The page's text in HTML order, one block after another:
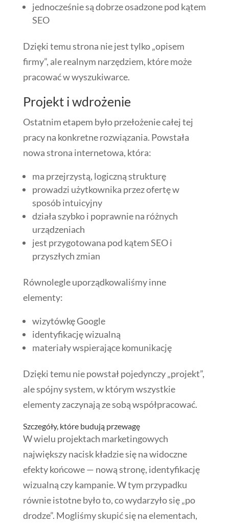
jednocześnie są dobrze osadzone pod kątem
SEO
Dzięki temu strona nie jest tylko „opisem
firmy”, ale realnym narzędziem, które może
pracować w wyszukiwarce.
Projekt i wdrożenie
Ostatnim etapem było przełożenie całej tej
pracy na konkretne rozwiązania. Powstała
nowa strona internetowa, która:
ma przejrzystą, logiczną strukturę
prowadzi użytkownika przez ofertę w
sposób intuicyjny
działa szybko i poprawnie na różnych
urządzeniach
jest przygotowana pod kątem SEO i
przyszłych zmian
Równolegle uporządkowaliśmy inne
elementy:
wizytówkę Google
identyfikację wizualną
materiały wspierające komunikację
Dzięki temu nie powstał pojedynczy „projekt”,
ale spójny system, w którym wszystkie
elementy zaczynają ze sobą współpracować.
Szczegóły, które budują przewagę
W wielu projektach marketingowych
największy nacisk kładzie się na widoczne
efekty końcowe — nową stronę, identyfikację
wizualną czy kampanie. W tym przypadku
równie istotne było to, co wydarzyło się „po
drodze”. Mogliśmy skupić się na elementach,